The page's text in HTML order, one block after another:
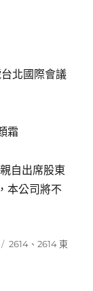
北國際會議
霜
自出席股東
本公司將不
標
2614 、2614 東